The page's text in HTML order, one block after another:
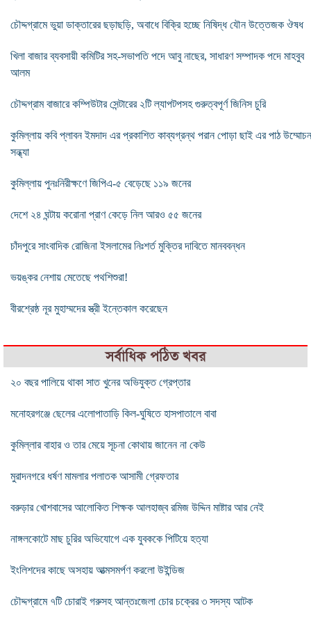
চৌদ্দগ্রামে ভুয়া ডাক্তারের ছড়াছড়ি, অবাধে বিক্রি হচ্ছে নিষিদ্ধ যৌন উত্তেজক ঔষধ
খিলা বাজার ব্যবসায়ী কমিটির সহ-সভাপতি পদে আবু নাছের, সাধারণ সম্পাদক পদে মাহবুব
আলম
চৌদ্দগ্রাম বাজারে কম্পিউটার সেন্টারের ২টি ল্যাপটপসহ গুরুত্বপূর্ণ জিনিস চুরি
কুমিল্লায় কবি প্লাবন ইমদাদ এর প্রকাশিত কাব্যগ্রন্থ পরান পোড়া ছাই এর পাঠ উম্মোচন
সন্ধ্যা
কুমিল্লায় পুনঃনিরীক্ষণে জিপিএ-৫ বেড়েছে ১১৯ জনের
দেশে ২৪ ঘন্টায় করোনা প্রাণ কেড়ে নিল আরও ৫৫ জনের
চাঁদপুরে সাংবাদিক রোজিনা ইসলামের নিঃশর্ত মুক্তির দাবিতে মানববন্ধন
ভয়ঙ্কর নেশায় মেতেছে পথশিশুরা!
বীরশ্রেষ্ঠ নূর মুহাম্মদের স্ত্রী ইন্তেকাল করেছেন
সর্বাধিক পঠিত খবর
২০ বছর পালিয়ে থাকা সাত খুনের অভিযুক্ত গ্রেপ্তার
মনোহরগঞ্জে ছেলের এলোপাতাড়ি কিল-ঘুষিতে হাসপাতালে বাবা
কুমিল্লার বাহার ও তার মেয়ে সূচনা কোথায় জানেন না কেউ
মুরাদনগরে ধর্ষণ মামলার পলাতক আসামী গ্রেফতার
বরুড়ার খোশবাসের আলোকিত শিক্ষক আলহাজ্ব রমিজ উদ্দিন মাষ্টার আর নেই
নাঙ্গলকোটে মাছ চুরির অভিযোগে এক যুবককে পিটিয়ে হত্যা
ইংলিশদের কাছে অসহায় আত্মসমর্পণ করলো উইন্ডিজ
চৌদ্দগ্রামে ৭টি চোরাই গরুসহ আন্তঃজেলা চোর চক্রের ৩ সদস্য আটক